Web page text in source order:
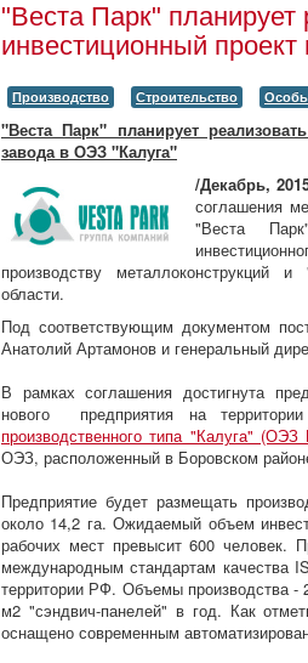
"Веста Парк" планирует
инвестиционный проект
Производство Строительство
"Веста Парк" планирует
завода в ОЭЗ "Калуга"
/Декабрь,
соглашения
"Веста
производству металлоконструкций
области.
Под соответствующим документом
Анатолий Артамонов и генеральный
В рамках соглашения достигнута
нового предприятия на
производственного типа "Калуга"
ОЭЗ, расположенный в Боровском
Предприятие будет размещать
около 14,2 га. Ожидаемый объем
рабочих мест превысит 600 человек.
международным стандартам качества
территории РФ. Объемы производства -
м2 "сэндвич-панелей" в год. Как
оснащено современным